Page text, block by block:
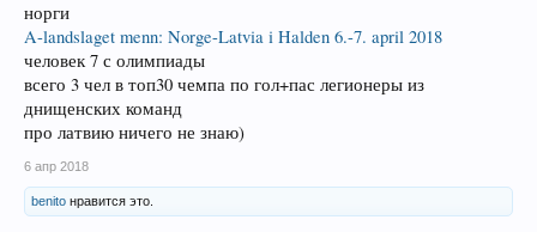
норги
A-landslaget menn: Norge-Latvia i Halden 6.-7. april 2018
человек 7 с олимпиады
всего 3 чел в топ30 чемпа по гол+пас легионеры из
днищенских команд
про латвию ничего не знаю)
6 апр 2018
benito нравится это.